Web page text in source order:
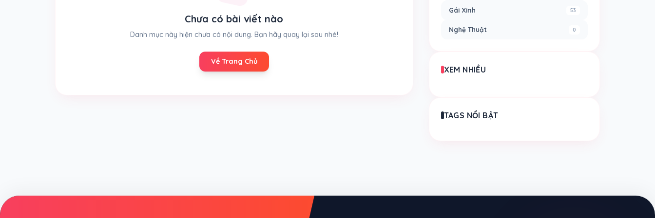
Chưa có bài viết nào
Danh mục này hiện chưa có nội dung. Bạn hãy quay lại sau nhé!
Về Trang Chủ
Gái Xinh 53
Nghệ Thuật 0
XEM NHIỀU
TAGS NỔI BẬT